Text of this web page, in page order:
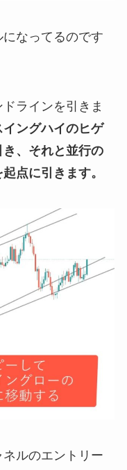
なってるのです
ラインを引きま
イングハイのヒゲ
、それと並行の
点に引きます。
ルのエントリー